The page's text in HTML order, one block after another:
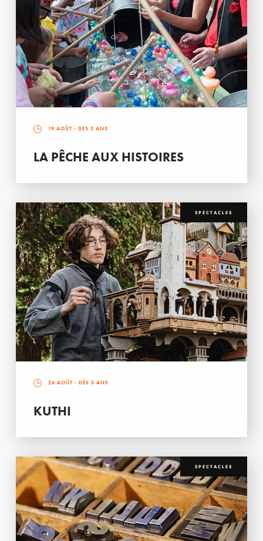
19 AOÛT - DÈS 3 ANS
LA PÊCHE AUX HISTOIRES
SPECTACLES
26 AOÛT - DÈS 3 ANS
KUTHI
SPECTACLES